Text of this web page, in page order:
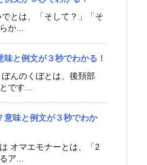
でとは、「そして？」「そ
か...
味と例文が３秒でわかる！
ぼんのくぼとは、後頚部
です...
意味と例文が３秒でわか
オマエモナーとは、「2
ア...